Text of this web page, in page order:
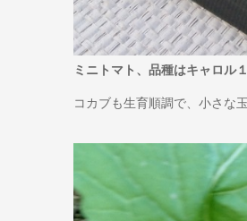
ミニトマト、品種はキャロル
コカブも生育順調で、小さな